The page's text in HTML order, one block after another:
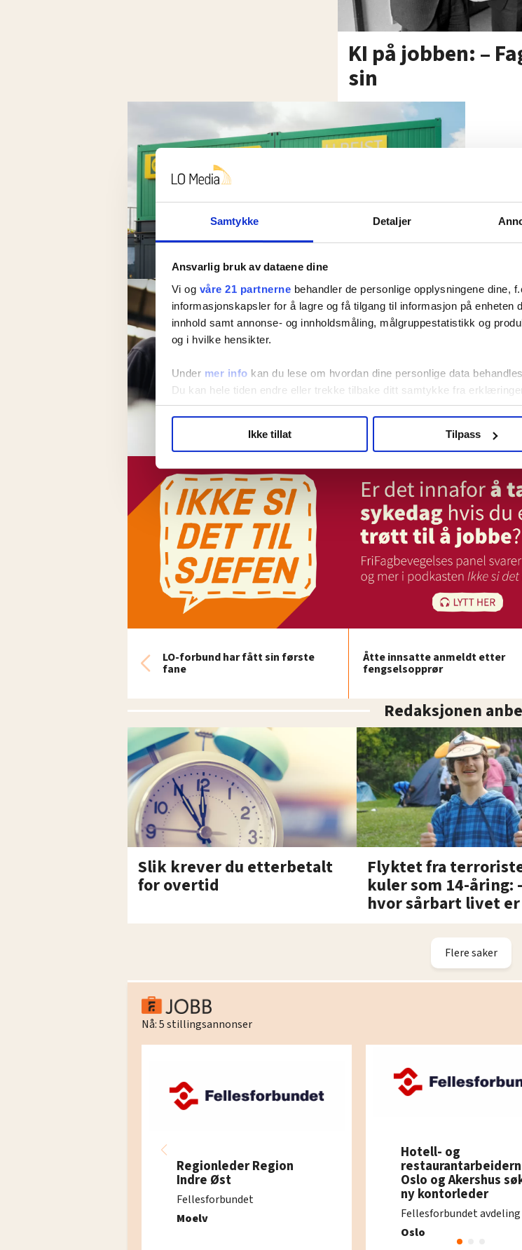
Samtykke Detaljer
Ansvarlig bruk av dataene dine
Vi og våre 21 partnerne behandler de personlige opplysningene dine,
informasjonskapsler for å lagre og få tilgang til informasjon på
innhold samt annonse- og innholdsmåling, målgruppestatistikk og
og i hvilke hensikter.
Under mer info kan du lese om hvordan dine personlige data
Du kan hele tiden endre eller trekke tilbake ditt samtykke fra
hvordan våre nettsider blir brukt slik at vi tilby relevant innhold,
annonsering. Disse er angitt i oversikten lengre ned på denne siden.
Ikke tillat Tilpass
KI på jobben: –
sin
LO-forbund har fått sin første
fane
Åtte innsatte anmeldt etter
fengselsopprør
Redaksjonen
Slik krever du etterbetalt
for overtid
Flyktet fra
kuler som 14-åring:
hvor sårbart livet er
Flere saker
Nå:5stillingsannonser
Regionleder Region
Indre Øst
Fellesforbundet
Moelv
Hotell- og
Oslo og Akershus
ny kontorleder
Fellesforbundet avdeling
Oslo